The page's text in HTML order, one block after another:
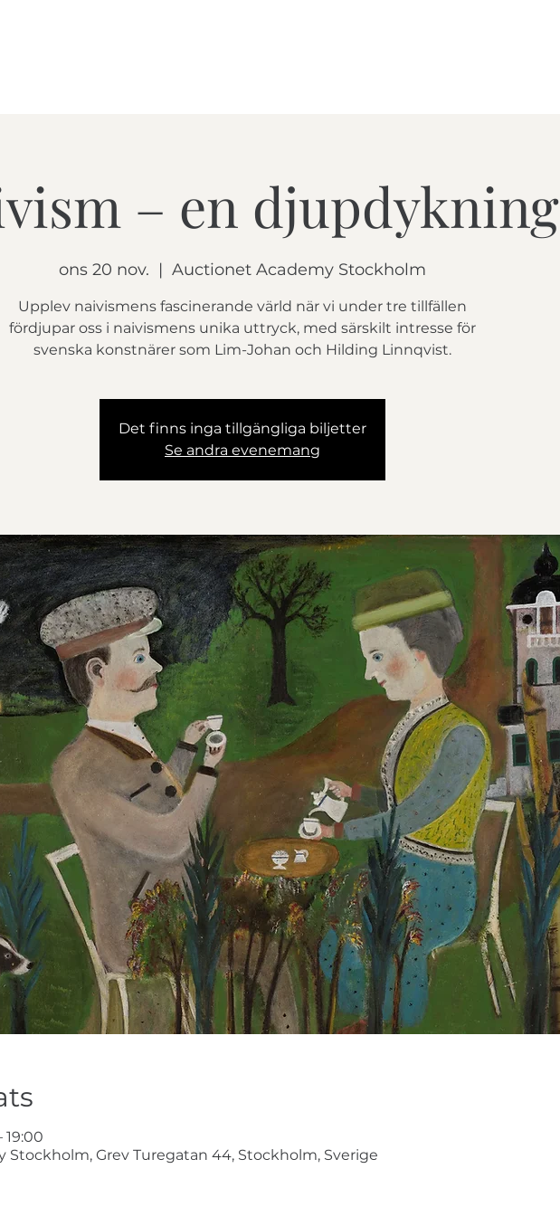
– en djupdykning
ons 20 nov.
  |
Auctionet Academy Stockholm
Upplev naivismens fascinerande värld när vi under tre tillfällen
fördjupar oss i naivismens unika uttryck, med särskilt intresse för
svenska konstnärer som Lim-Johan och Hilding Linnqvist.
Det finns inga tillgängliga biljetter
Se andra evenemang
19:00
Stockholm, Grev Turegatan 44, Stockholm, Sverige